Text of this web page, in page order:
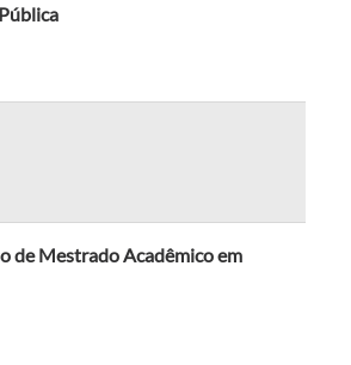
de Mestrado Acadêmico em